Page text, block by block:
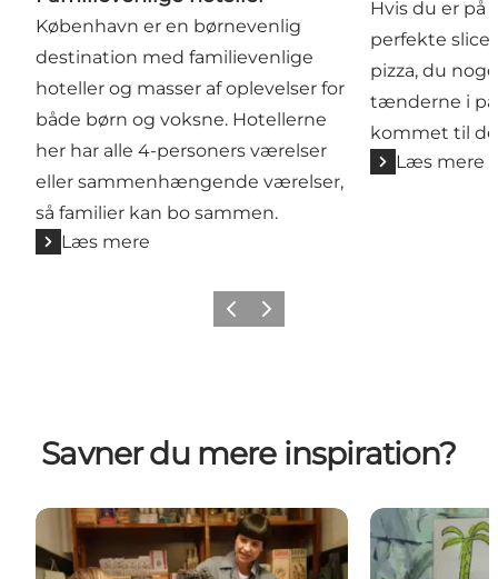
København er en børnevenlig
destination med familievenlige
hoteller og masser af oplevelser for
både børn og voksne. Hotellerne
her har alle 4-personers værelser
eller sammenhængende værelser,
så familier kan bo sammen.
Læs mere
Hvis du er på
perfekte slice
pizza, du
tænderne i på
kommet til
Læs mere
ForrigeNæste
Savner du mere inspiration?
Børnenes Arbejdermuseum ARKEN for